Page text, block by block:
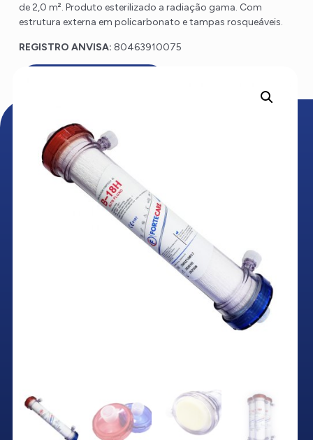
de 2,0 m². Produto esterilizado a radiação gama. Com
estrutura externa em policarbonato e tampas rosqueáveis.
REGISTRO ANVISA: 80463910075